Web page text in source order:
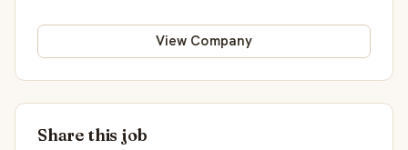
View Company
Share this job